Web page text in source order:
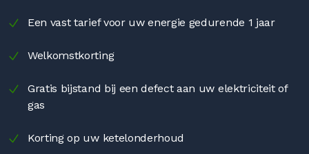
Een vast tarief voor uw energie gedurende 1 jaar
Welkomstkorting
Gratis bijstand bij een defect aan uw elektriciteit of
gas
Korting op uw ketelonderhoud